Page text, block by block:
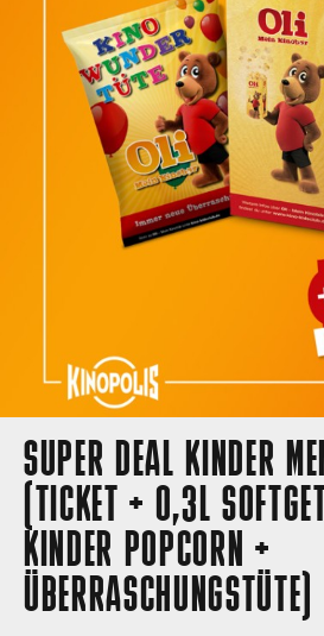
SUPER DEAL KINDER
(TICKET + 0,3L
KINDER POPCORN +
ÜBERRASCHUNGSTÜTE)